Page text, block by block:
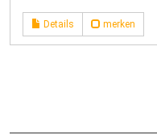
Details merken